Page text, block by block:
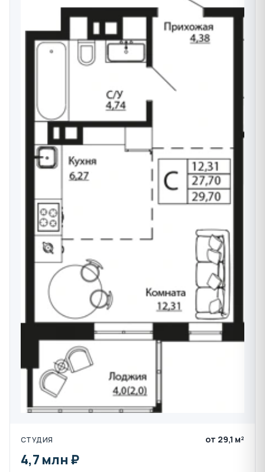
На территории - комплексное озеленение,
предусмотрены зоны отдыха для детей и взрослых.
Поблизости развитая инфраструктура:
-магазин канцелярских принадлежностей «Zebra»
- мультимедийный исторический парк «Россия - Моя
история»
-парк им. Н.И. Островского,
-детские садики №115, 211,
-школы № 3, 4.
Ближайшая остановка от ЖК на проспекте Шолохова
- «14 линия», можно уехать на любом из 10
маршрутов.
Со стороны 14 линии проходит трамвайная линия с
маршрутами №4, 10.
Дорога до центра города на личном авто займет
около 10 минут.
Срок сдачи:
первая очередь будет сдана - 4
квартал 2026г.
Строительство ведётся в соответствии с
Федеральным законом №214.
Чтобы купить квартиру от застройщика в ЖК Текучев
без комиссий и переплат, звоните в отдел продаж
Ассоциации застройщиков по бесплатному телефону
8-800-550-23-93 или пишите в онлайн-чат.
СТУДИЯ от 29,1 м²
4,7 млн ₽